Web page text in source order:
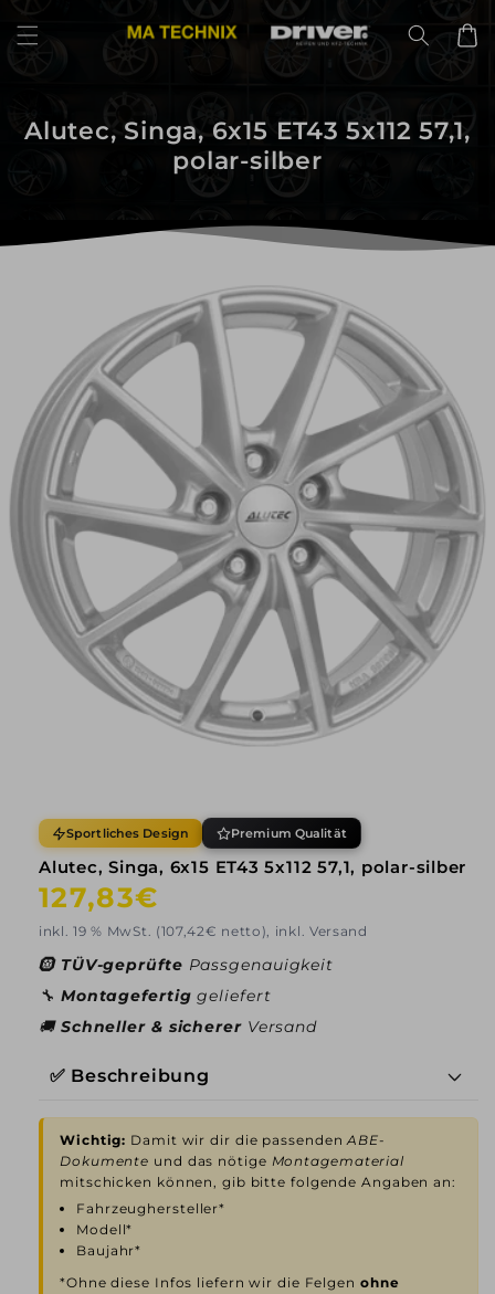
zum
Inhalt
Alutec, Singa, 6x15 ET43 5x112 57,1,
polar-silber
Sportliches Design Premium Qualität
Alutec, Singa, 6x15 ET43 5x112 57,1, polar-silber
Normaler
Preis
127,83€
inkl. 19 % MwSt. (107,42€ netto), inkl. Versand
🛞 TÜV-geprüfte Passgenauigkeit
🔧 Montagefertiggeliefert
🚚 Schneller & sicherer Versand
✅ Beschreibung
Wichtig: Damit wir dir die passendenABE-
Dokumente und das nötige Montagematerial
mitschicken können, gib bitte folgende Angaben an:
Fahrzeughersteller*
Modell*
Baujahr*
*Ohne diese Infos liefern wir die Felgen ohne